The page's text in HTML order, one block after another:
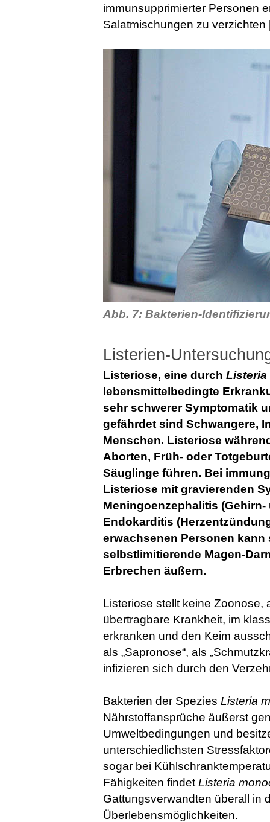
immunsupprimierter Personen
Salatmischungen zu verzichten
Abb. 7: Bakterien-
Listerien-
Listeriose, eine durch Listeria
lebensmittelbedingte
sehr schwerer Symptomatik
gefährdet sind Schwangere,
Menschen. Listeriose
Aborten, Früh- oder
Säuglinge führen. Bei
Listeriose mit gravierenden
Meningoenzephalitis
Endokarditis
erwachsenen Personen
selbstlimitierende Magen-
Erbrechen äußern.
Listeriose stellt keine Zoonose,
übertragbare Krankheit, im
erkranken und den Keim
als „Sapronose“, als
infizieren sich durch den
Bakterien der Spezies Listeria
Nährstoffansprüche äußerst
Umweltbedingungen und
unterschiedlichsten
sogar bei
Fähigkeiten findet Listeria
Gattungsverwandten überall in
Überlebensmöglichkeiten.